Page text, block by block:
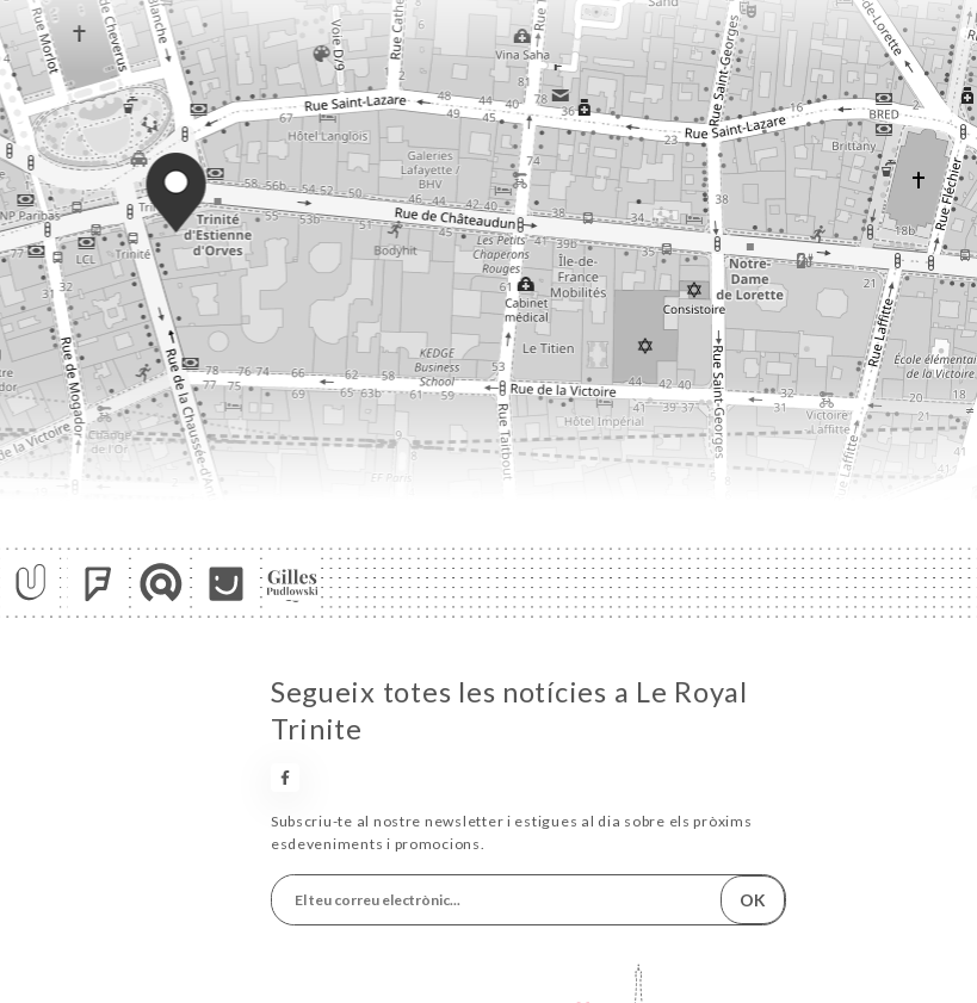
Segueix totes les notícies a Le Royal
Trinite
Subscriu-te al nostre newsletter i estigues al dia sobre els pròxims
esdeveniments i promocions.
OK